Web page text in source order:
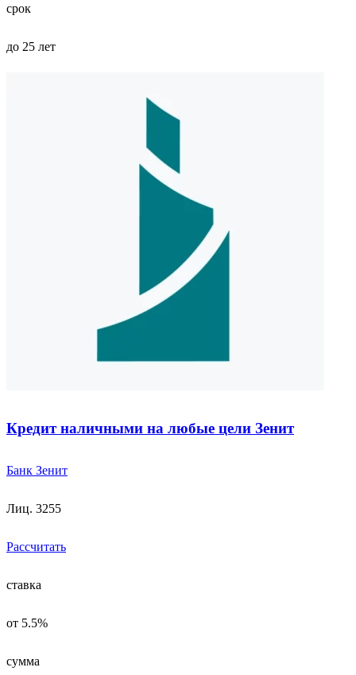
срок
до 25 лет
Кредит наличными на любые цели Зенит
Банк Зенит
Лиц. 3255
Рассчитать
ставка
от 5.5%
сумма